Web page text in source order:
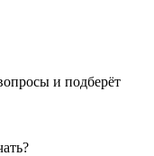
и подберёт